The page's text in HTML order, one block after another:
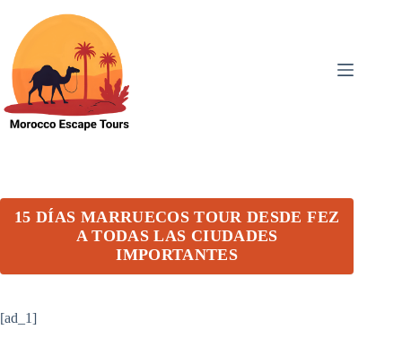
content
15 DÍAS MARRUECOS TOUR DESDE FEZ
A TODAS LAS CIUDADES
IMPORTANTES
[ad_1]